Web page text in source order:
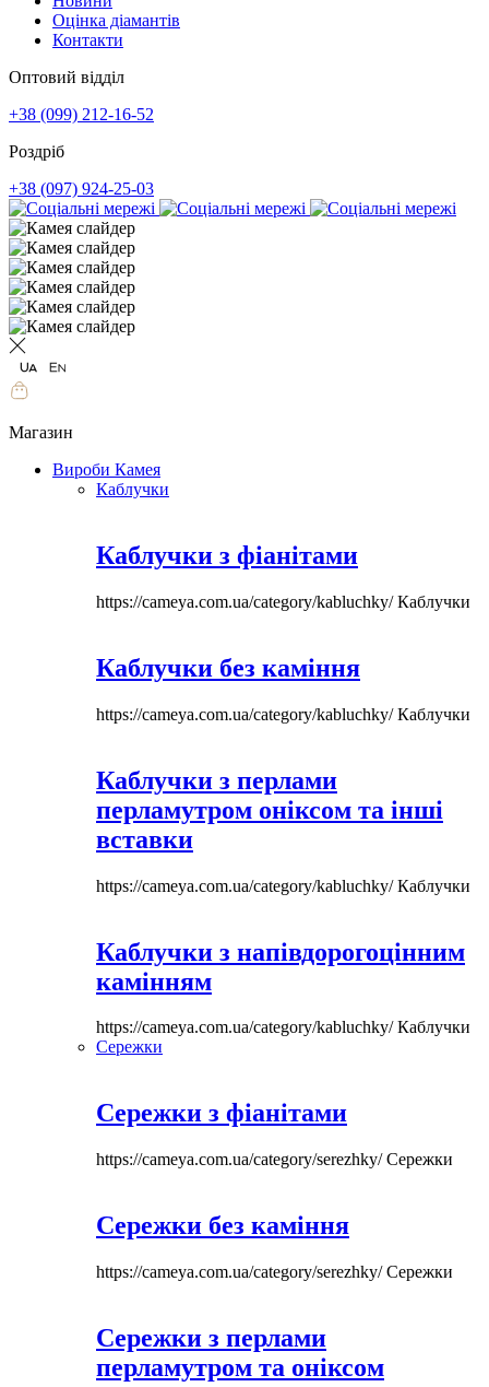
Оцінка діамантів
Контакти
Оптовий відділ
+38 (099) 212-16-52
Роздріб
+38 (097) 924-25-03
Магазин
Вироби Камея
Каблучки
Каблучки з фіанітами
https://cameya.com.ua/category/kabluchky/Каблучки
Каблучки без каміння
https://cameya.com.ua/category/kabluchky/Каблучки
Каблучки з перлами
перламутром оніксом та інші
вставки
https://cameya.com.ua/category/kabluchky/Каблучки
Каблучки з напівдорогоцінним
камінням
https://cameya.com.ua/category/kabluchky/Каблучки
Сережки
Сережки з фіанітами
https://cameya.com.ua/category/serezhky/Сережки
Сережки без каміння
https://cameya.com.ua/category/serezhky/Сережки
Сережки з перлами
перламутром та оніксом